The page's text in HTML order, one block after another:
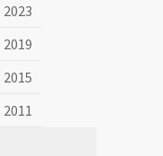
2023
2019
2015
2011